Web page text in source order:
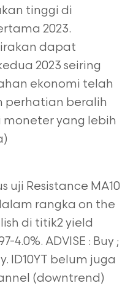
tinggi di
2023.
dapat
2023 seiring
ekonomi telah
perhatian beralih
moneter yang lebih
uji Resistance MA10
rangka on the
di titik2 yield
4.0%. ADVISE : Buy ;
ID10YT belum juga
(downtrend)